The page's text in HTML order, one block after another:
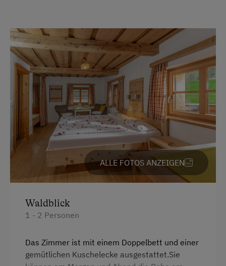
Kostenlose Parkplätze
Radunterstellmöglichkeit
Am Betrieb
Ab-Hof-Verkauf
Bauernstube
Familienanschluss
Garten/Wiese
Hausgarten
Kreativangebot
Pauschalangebote
Schwimmteich
ALLE FOTOS ANZEIGEN
Waldblick
1 - 2 Personen
Das Zimmer ist mit einem Doppelbett und einer
gemütlichen Kuschelecke ausgestattet.Sie